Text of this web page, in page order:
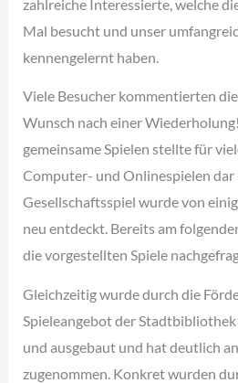
zahlreiche Interessierte, welche
Mal besucht und unser
kennengelernt haben.
Viele Besucher kommentierten
Wunsch nach einer
gemeinsame Spielen stellte für
Computer- und Onlinespielen dar
Gesellschaftsspiel wurde von
neu entdeckt. Bereits am
die vorgestellten Spiele
Gleichzeitig wurde durch die
Spieleangebot der
und ausgebaut und hat deutlich
zugenommen. Konkret wurden